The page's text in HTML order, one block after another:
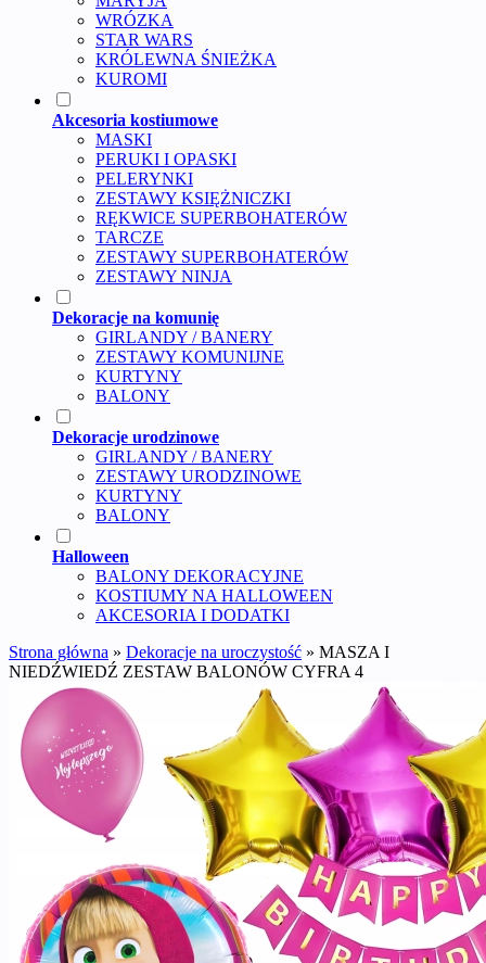
WRÓZKA
STAR WARS
KRÓLEWNA ŚNIEŻKA
KUROMI
Akcesoria kostiumowe
MASKI
PERUKI I OPASKI
PELERYNKI
ZESTAWY KSIĘŻNICZKI
RĘKWICE SUPERBOHATERÓW
TARCZE
ZESTAWY SUPERBOHATERÓW
ZESTAWY NINJA
Dekoracje na komunię
GIRLANDY / BANERY
ZESTAWY KOMUNIJNE
KURTYNY
BALONY
Dekoracje urodzinowe
GIRLANDY / BANERY
ZESTAWY URODZINOWE
KURTYNY
BALONY
Halloween
BALONY DEKORACYJNE
KOSTIUMY NA HALLOWEEN
AKCESORIA I DODATKI
Strona główna » Dekoracje na uroczystość » MASZA I
NIEDŹWIEDŹ ZESTAW BALONÓW CYFRA 4